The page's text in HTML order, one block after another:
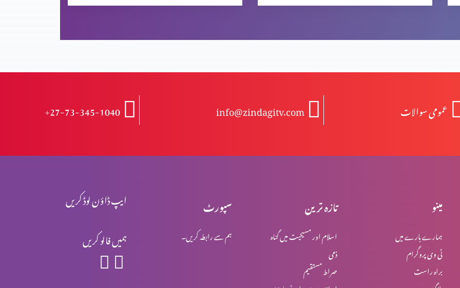
+27-73-345-1040 info@zindagitv.com عمومی سوالات
ایپ ڈاؤن لوڈ کریں
ہمیں فالو کریں
سپورٹ
ہم سے رابطہ کریں۔
تازہ ترین
اسلام اور مسیحیت میں گناہ
ذمی
صراط مستقیم
مینو
ہمارے بارے میں
ٹی وی پروگرام
براہ راست